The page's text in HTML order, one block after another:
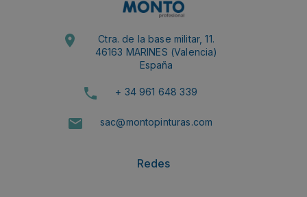
Ctra. de la base militar, 11.
46163 MARINES (Valencia)
España
+ 34 961 648 339
sac@montopinturas.com
Redes